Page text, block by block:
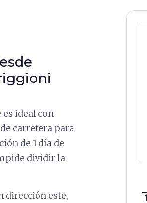
ideal con
carretera para
de 1 día de
dividir la
dirección este,